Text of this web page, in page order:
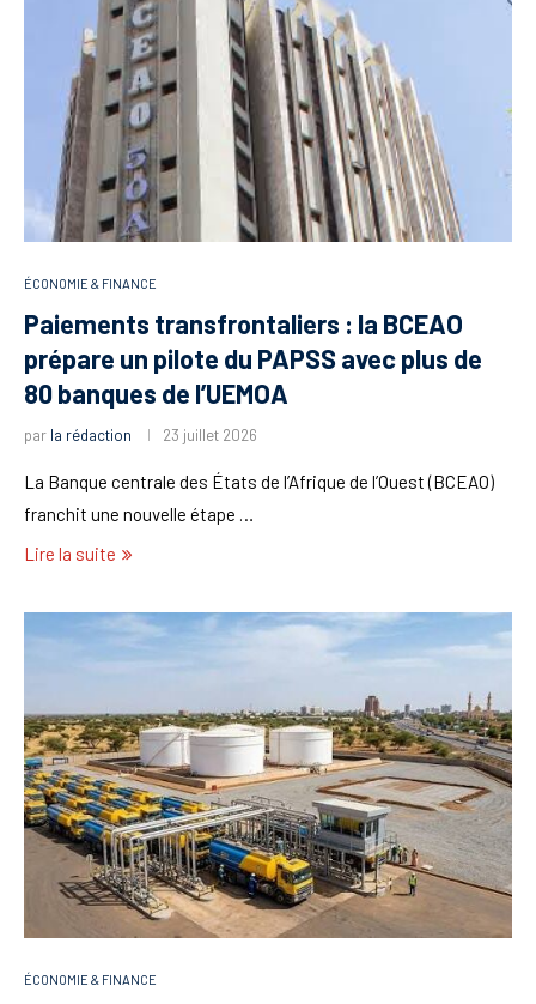
ÉCONOMIE & FINANCE
Paiements transfrontaliers : la BCEAO
prépare un pilote du PAPSS avec plus de
80 banques de l’UEMOA
par la rédaction 23 juillet 2026
La Banque centrale des États de l’Afrique de l’Ouest (BCEAO)
franchit une nouvelle étape …
Lire la suite
ÉCONOMIE & FINANCE